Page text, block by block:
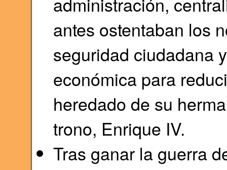
antes ostentaban los
seguridad ciudadana
económica para
heredado de su
trono, Enrique IV.
Tras ganar la guerra